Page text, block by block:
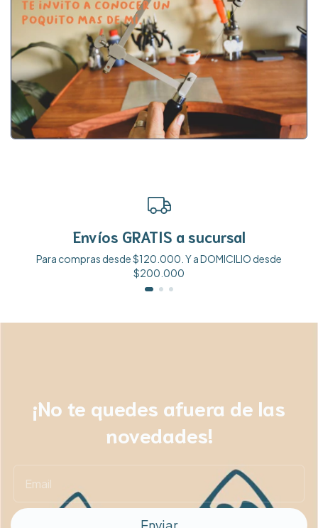
Envíos GRATIS a sucursal
Para compras desde $120.000. Y a DOMICILIO desde
$200.000
¡No te quedes afuera de las
novedades!